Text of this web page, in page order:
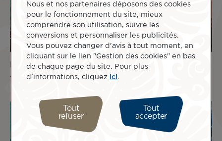
Paris Tahiti
1 560 € TTC
Paris Los Angeles
819 €
Image
OFFRE
DE VOL
Image
Nous et nos partenaires déposons des cookies
pour le fonctionnement du site, mieux
comprendre son utilisation, suivre les
conversions et personnaliser les publicités.
Vous pouvez changer d'avis à tout moment, en
cliquant sur le lien "Gestion des cookies" en bas
de chaque page du site. Pour plus
d'informations, cliquez ici
Tout
refuser
Tout
accepter